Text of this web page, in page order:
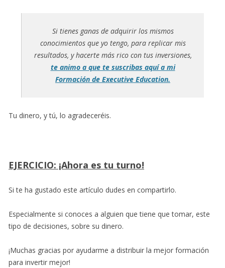
Si tienes ganas de adquirir los mismos
conocimientos que yo tengo, para replicar mis
resultados, y hacerte más rico con tus inversiones,
te animo a que te suscribas aquí a mi
Formación de Executive Education.
Tu dinero, y tú, lo agradeceréis.
EJERCICIO: ¡Ahora es tu turno!
Si te ha gustado este artículo dudes en compartirlo.
Especialmente si conoces a alguien que tiene que tomar, este
tipo de decisiones, sobre su dinero.
¡Muchas gracias por ayudarme a distribuir la mejor formación
para invertir mejor!